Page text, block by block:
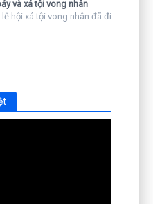
và xá tội vong nhân
hội xá tội vong nhân đã đi